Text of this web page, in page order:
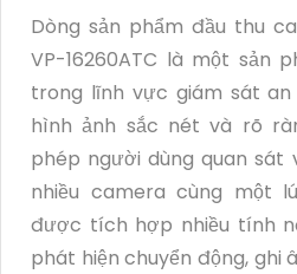
Dòng sản phẩm đầu thu
VP-16260ATC là một sản
trong lĩnh vực giám sát
hình ảnh sắc nét và rõ
phép người dùng quan sát
nhiều camera cùng một
được tích hợp nhiều tính
phát hiện chuyển động, ghi